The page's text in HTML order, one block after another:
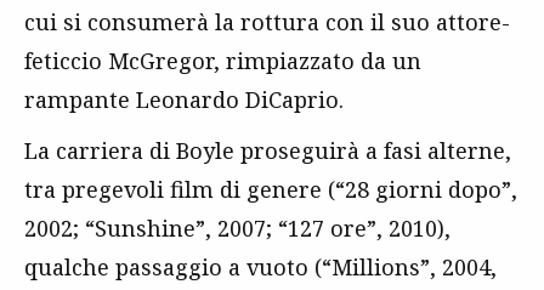
cui si consumerà la rottura con il suo attore-
feticcio McGregor, rimpiazzato da un
rampante Leonardo DiCaprio.
La carriera di Boyle proseguirà a fasi alterne,
tra pregevoli film di genere (“28 giorni dopo”,
2002; “Sunshine”, 2007; “127 ore”, 2010),
qualche passaggio a vuoto (“Millions”, 2004,